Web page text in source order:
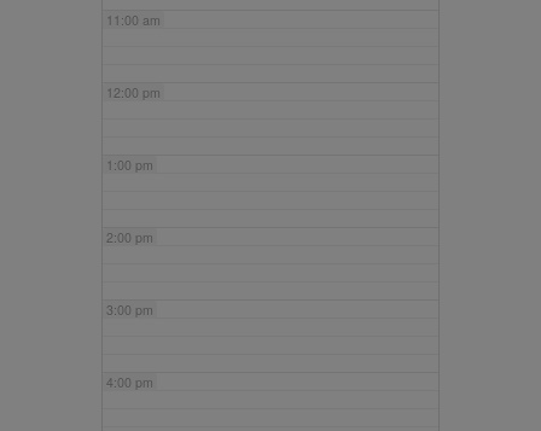
11:00 am
12:00 pm
1:00 pm
2:00 pm
3:00 pm
4:00 pm